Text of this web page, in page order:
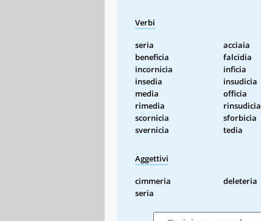
Verbi
seria acciaia
beneficia
falcidia
incornicia
inficia
insedia
insudicia
media
officia
rimedia
rinsudicia
scornicia
sforbicia
svernicia
tedia
Aggettivi
cimmeria deleteria
seria